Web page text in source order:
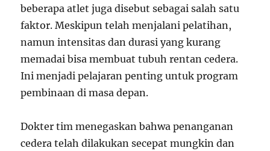
beberapa atlet juga disebut sebagai salah satu
faktor. Meskipun telah menjalani pelatihan,
namun intensitas dan durasi yang kurang
memadai bisa membuat tubuh rentan cedera.
Ini menjadi pelajaran penting untuk program
pembinaan di masa depan.
Dokter tim menegaskan bahwa penanganan
cedera telah dilakukan secepat mungkin dan